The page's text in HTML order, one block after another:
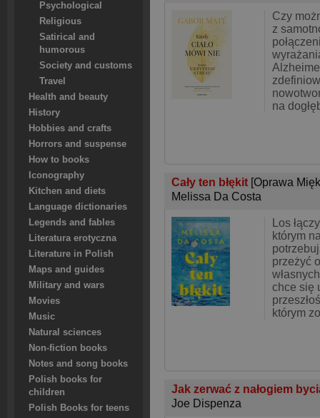
Psychological
Religious
Satirical and
humorous
Society and customs
Travel
Health and beauty
History
Hobbies and crafts
Horrors and suspense
How to books
Iconography
Kitchen and diets
Language dictionaries
Legends and fables
Literatura erotyczna
Literature in Polish
Maps and guides
Military and wars
Movies
Music
Natural sciences
Non-fiction books
Notes and song books
Polish books for
children
Polish Books for teens
Czy
z
na
Cały ten błękit [Oprawa
Melissa Da Costa
Los
którym
przeżyć
chce się
którym
Jak zerwać z nałogiem
Joe Dispenza